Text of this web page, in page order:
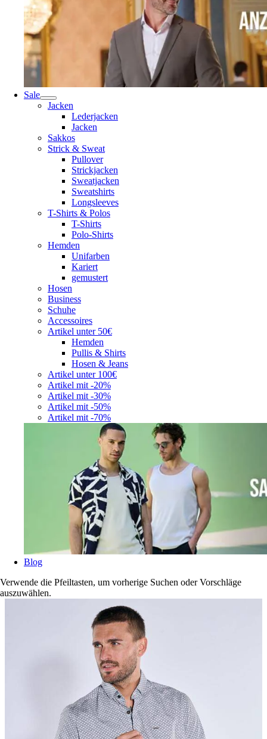
Sale
Jacken
Lederjacken
Jacken
Sakkos
Strick & Sweat
Pullover
Strickjacken
Sweatjacken
Sweatshirts
Longsleeves
T-Shirts & Polos
T-Shirts
Polo-Shirts
Hemden
Unifarben
Kariert
gemustert
Hosen
Business
Schuhe
Accessoires
Artikel unter 50€
Hemden
Pullis & Shirts
Hosen & Jeans
Artikel unter 100€
Artikel mit -20%
Artikel mit -30%
Artikel mit -50%
Artikel mit -70%
Blog
Verwende die Pfeiltasten, um vorherige Suchen oder Vorschläge
auszuwählen.